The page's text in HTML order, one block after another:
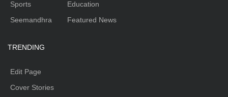
Sports
Seemandhra
Education
Featured News
TRENDING
Edit Page
Cover Stories